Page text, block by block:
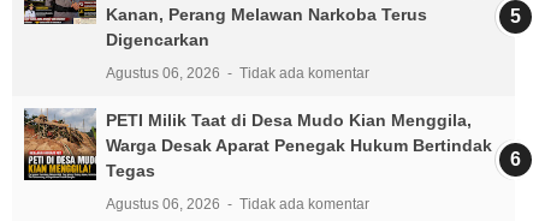
Kanan, Perang Melawan Narkoba Terus
Digencarkan
Agustus 06, 2026 Tidak ada komentar
PETI Milik Taat di Desa Mudo Kian Menggila,
Warga Desak Aparat Penegak Hukum Bertindak
Tegas
Agustus 06, 2026 Tidak ada komentar